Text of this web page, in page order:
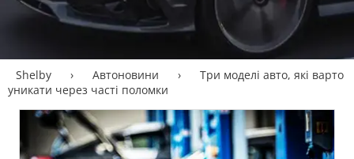
Shelby › Автоновини ›
Три моделі авто, які варто
уникати через часті поломки